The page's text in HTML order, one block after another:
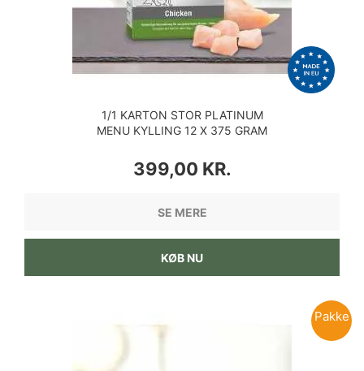
1/1 KARTON STOR PLATINUM
MENU KYLLING 12 X 375 GRAM
PRIS
399,00 KR.
SE MERE
KØB NU
Pakke